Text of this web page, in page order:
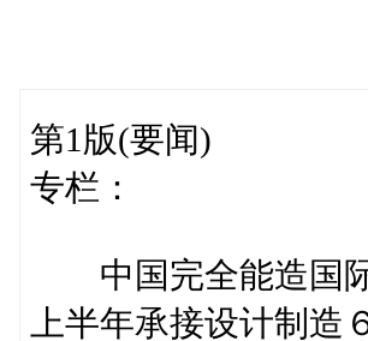
第1版(要闻)
专栏：
中国完全能造国
上半年承接设计制造